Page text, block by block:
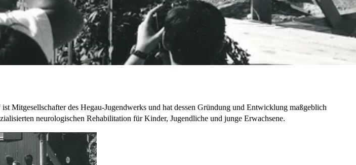
Mitgesellschafter des Hegau-Jugendwerks und hat dessen Gründung und Entwicklung maßgeblich
neurologischen Rehabilitation für Kinder, Jugendliche und junge Erwachsene.